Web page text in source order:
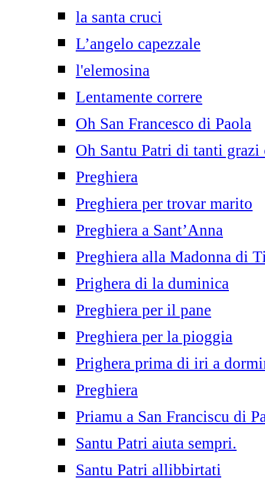
la santa cruci
L’angelo capezzale
l'elemosina
Lentamente correre
Oh San Francesco di Paola
Oh Santu Patri di tanti grazi
Preghiera
Preghiera per trovar marito
Preghiera a Sant’Anna
Preghiera alla Madonna di
Prighera di la duminica
Preghiera per il pane
Preghiera per la pioggia
Prighera prima di iri a
Preghiera
Priamu a San Franciscu di
Santu Patri aiuta sempri.
Santu Patri allibbirtati